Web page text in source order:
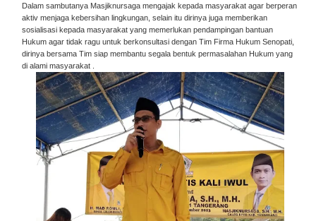
Dalam sambutanya Masjiknursaga mengajak kepada masyarakat agar berperan
aktiv menjaga kebersihan lingkungan, selain itu dirinya juga memberikan
sosialisasi kepada masyarakat yang memerlukan pendampingan bantuan
Hukum agar tidak ragu untuk berkonsultasi dengan Tim Firma Hukum Senopati,
dirinya bersama Tim siap membantu segala bentuk permasalahan Hukum yang
di alami masyarakat .